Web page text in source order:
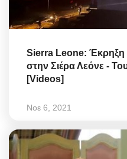
Sierra Leone: Έκρηξη
στην Σιέρα Λεόνε -
[Videos]
Νοε 6, 2021